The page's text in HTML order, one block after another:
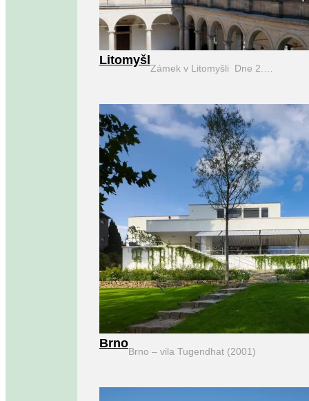
Litomyšl
Zámek v Litomyšli Dne 2.…
Brno
Brno – vila Tugendhat (2001)